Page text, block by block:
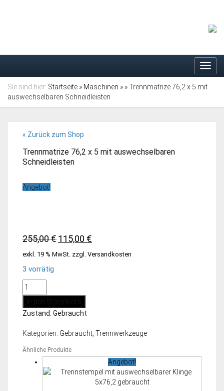
Sie sind hier: Startseite » Maschinen » » Trennmatrize 76,2 x 5 mit
auswechselbaren Schneidleisten
« Zurück zum Shop
Trennmatrize 76,2 x 5 mit auswechselbaren
Schneidleisten
Angebot!
255,00€Ursprünglicher
Preis
115,00 €
Preis
exkl. 19 % MwSt. zzgl. Versandkosten
3 vorrätig
Trennmatrize
76,2
5
auswechselbaren
Menge
Zustand: Gebraucht
Kategorien: Gebraucht Trennwerkzeuge
Ähnliche Produkte
Angebot!